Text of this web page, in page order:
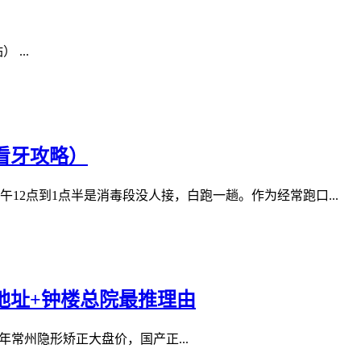
...
攻略）
12点到1点半是消毒段没人接，白跑一趟。作为经常跑口...
址+钟楼总院最推理由
常州隐形矫正大盘价，国产正...